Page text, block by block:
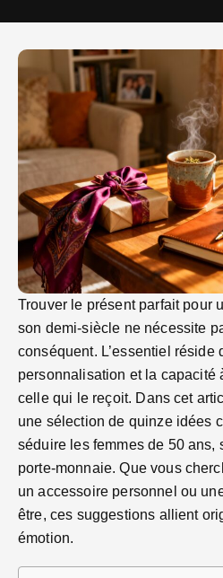
Trouver le présent parfait pour
son demi-siècle ne nécessite
conséquent. L’essentiel réside
personnalisation et la
celle qui le reçoit. Dans cet
une sélection de quinze idées
séduire les femmes de 50 ans,
porte-monnaie. Que vous
un accessoire personnel ou
être, ces suggestions allient
émotion.